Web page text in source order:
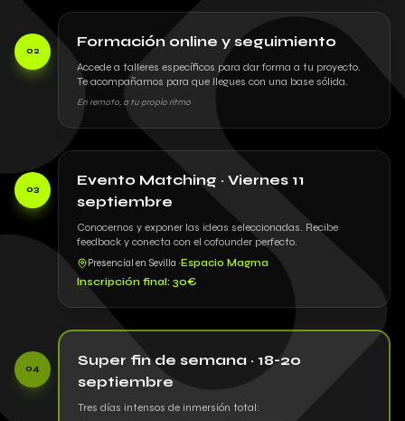
Formación online y seguimiento
Accede a talleres específicos para dar forma a tu proyecto.
Te acompañamos para que llegues con una base sólida.
En remoto, a tu propio ritmo
02
Evento Matching · Viernes 11
septiembre
Conocernos y exponer las ideas seleccionadas. Recibe
feedback y conecta con el cofounder perfecto.
Presencial en Sevilla ·Espacio Magma
Inscripción final: 30€
03
Super fin de semana · 18-20
septiembre
Tres días intensos de inmersión total:
04